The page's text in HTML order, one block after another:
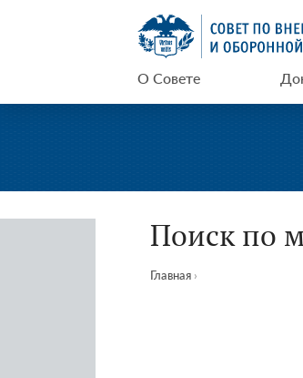
СВОП
О Совете
Поиск по
Главная ›